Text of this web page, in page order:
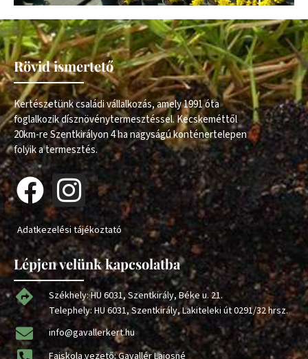
Rövid ismertető
Kertészetünk családi vállalkozás, amely 1991 óta
foglalkozik dísznövénytermesztéssel. Kecskeméttől
20km-re Szentkirályon 4 ha nagyságú konténertelepen
folyik a termesztés.
Adatkezelési tájékoztató
Lépjen velünk kapcsolatba
Székhely: HU 6031, Szentkirály, Béke u. 21.
Telephely: HU 6031, Szentkirály, Lakiteleki út 0291/32 hrsz.
info@gavallerkert.hu